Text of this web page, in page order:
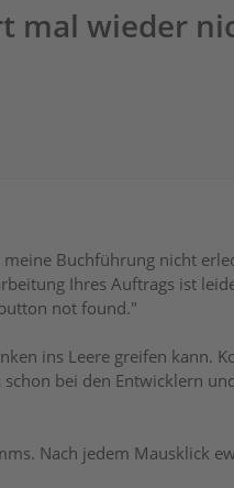
mal wieder
Buchführung nicht
Ihres Auftrags ist
not found."
ins Leere greifen kann.
bei den Entwicklern
Nach jedem Mausklick